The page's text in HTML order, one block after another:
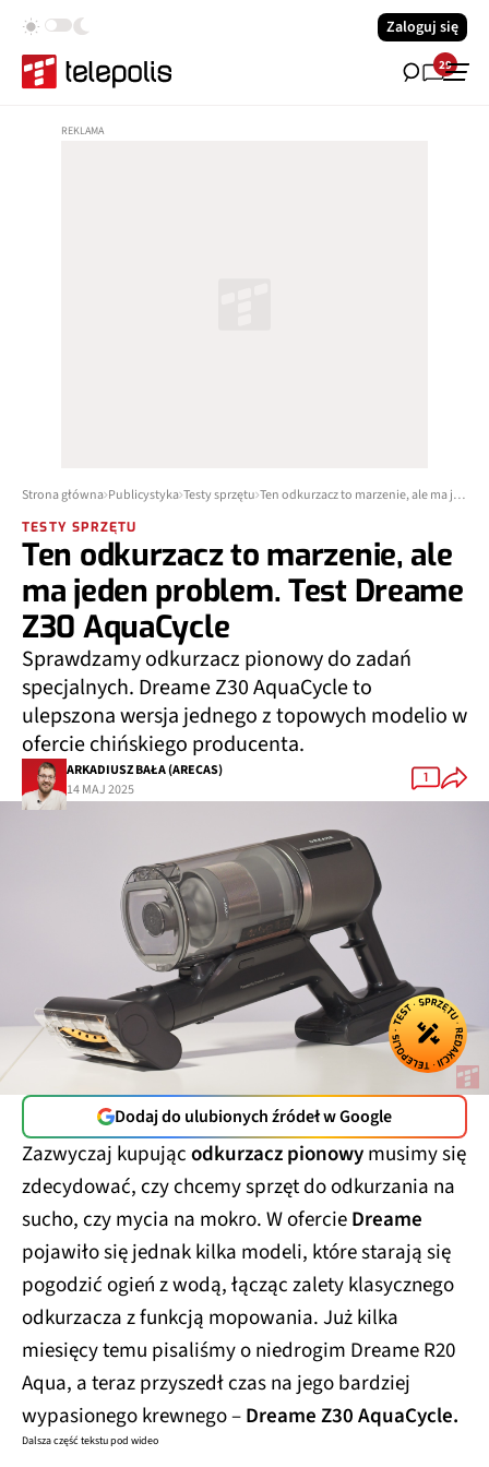
Zaloguj się
29
Strona główna Publicystyka Testy sprzętu Ten odkurzacz to marzenie, ale ma jeden problem. Test Dreame Z30 AquaCycle
TESTY SPRZĘTU
Ten odkurzacz to marzenie, ale
ma jeden problem. Test Dreame
Z30 AquaCycle
Sprawdzamy odkurzacz pionowy do zadań
specjalnych. Dreame Z30 AquaCycle to
ulepszona wersja jednego z topowych modelio w
ofercie chińskiego producenta.
ARKADIUSZ BAŁA (ARECAS)
14 MAJ 2025
1
Dodaj do ulubionych źródeł w Google
Zazwyczaj kupującodkurzacz pionowymusimy się
zdecydować, czy chcemy sprzęt do odkurzania na
sucho, czy mycia na mokro. W ofercieDreame
pojawiło się jednak kilka modeli, które starają się
pogodzić ogień z wodą, łącząc zalety klasycznego
odkurzacza z funkcją mopowania. Już kilka
miesięcy temu pisaliśmy o niedrogim Dreame R20
Aqua, a teraz przyszedł czas na jego bardziej
wypasionego krewnego –Dreame Z30 AquaCycle.
Dalsza część tekstu pod wideo